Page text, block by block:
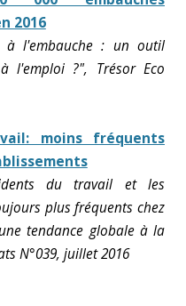
2016
à l'embauche : un outil
l'emploi ?", Trésor Eco
moins fréquents
du travail et les
plus fréquents chez
tendance globale à la
N°039, juillet 2016